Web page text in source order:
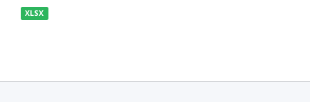
XLSX